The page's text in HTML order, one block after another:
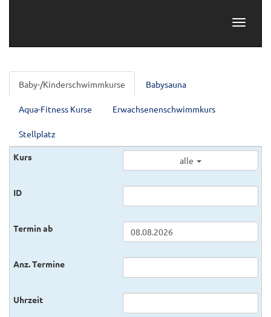
Baby-/Kinderschwimmkurse Babysauna
Aqua-Fitness Kurse Erwachsenenschwimmkurs
Stellplatz
alle